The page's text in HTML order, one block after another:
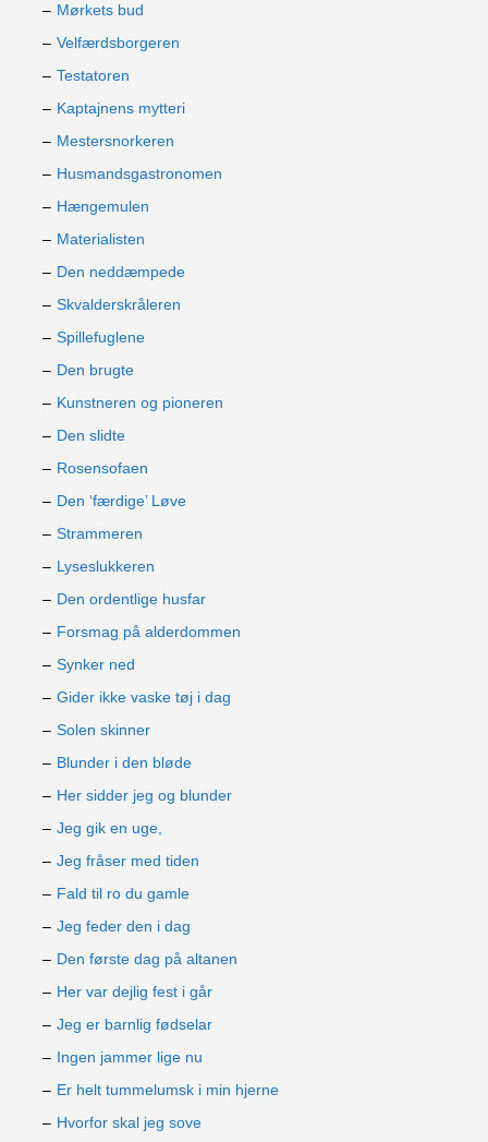
Mørkets bud
Velfærdsborgeren
Testatoren
Kaptajnens mytteri
Mestersnorkeren
Husmandsgastronomen
Hængemulen
Materialisten
Den neddæmpede
Skvalderskråleren
Spillefuglene
Den brugte
Kunstneren og pioneren
Den slidte
Rosensofaen
Den ‘færdige’ Løve
Strammeren
Lyseslukkeren
Den ordentlige husfar
Forsmag på alderdommen
Synker ned
Gider ikke vaske tøj i dag
Solen skinner
Blunder i den bløde
Her sidder jeg og blunder
Jeg gik en uge,
Jeg fråser med tiden
Fald til ro du gamle
Jeg feder den i dag
Den første dag på altanen
Her var dejlig fest i går
Jeg er barnlig fødselar
Ingen jammer lige nu
Er helt tummelumsk i min hjerne
Hvorfor skal jeg sove